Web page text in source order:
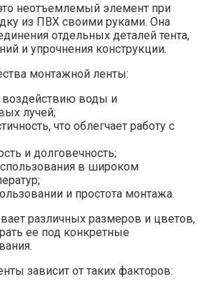
неотъемлемый элемент при
из ПВХ своими руками. Она
отдельных деталей тента,
и упрочнения конструкции.
монтажной ленты:
воздействию воды и
лучей;
что облегчает работу с
и долговечность;
в широком
и простота монтажа.
различных размеров и цветов,
ее под конкретные
зависит от таких факторов: